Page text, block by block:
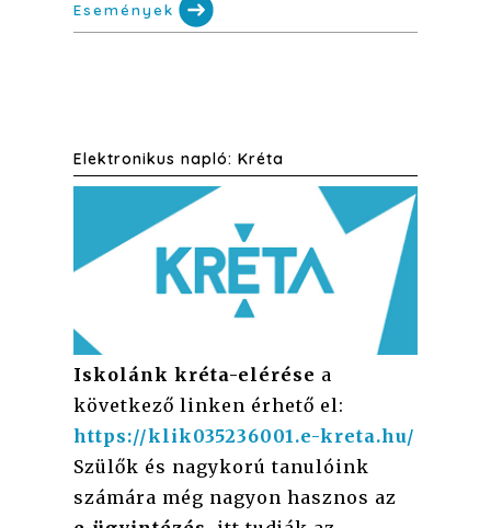
Események
Elektronikus napló: Kréta
Iskolánk kréta-elérése a
következő linken érhető el:
https://klik035236001.e-kreta.hu/
Szülők és nagykorú tanulóink
számára még nagyon hasznos az